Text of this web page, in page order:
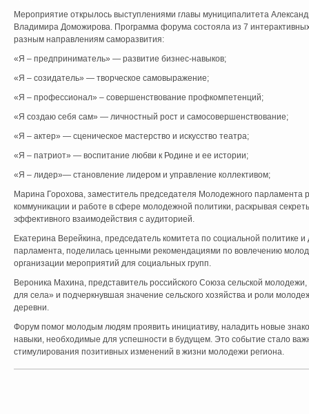
Мероприятие открылось выступлениями главы муниципалитета
Владимира Доможирова. Программа форума состояла из 7
разным направлениям саморазвития:
«Я – предприниматель» — развитие бизнес-навыков;
«Я – созидатель» — творческое самовыражение;
«Я – профессионал» – совершенствование профкомпетенций;
«Я создаю себя сам» — личностный рост и самосовершенствование;
«Я – актер» — сценическое мастерство и искусство театра;
«Я – патриот» — воспитание любви к Родине и ее истории;
«Я – лидер»— становление лидером и управление коллективом;
Марина Горохова, заместитель председателя Молодежного парламента
коммуникации и работе в сфере молодежной политики, раскрывая
эффективного взаимодействия с аудиторией.
Екатерина Верейкина, председатель комитета по социальной политике
парламента, поделилась ценными рекомендациями по вовлечению
организации мероприятий для социальных групп.
Вероника Махина, представитель российского Союза сельской
для села» и подчеркнувшая значение сельского хозяйства и роли
деревни.
Форум помог молодым людям проявить инициативу, наладить новые
навыки, необходимые для успешности в будущем. Это событие стало
стимулирования позитивных изменений в жизни молодежи региона.